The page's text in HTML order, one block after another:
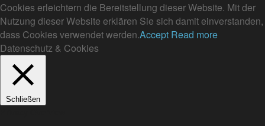
Cookies erleichtern die Bereitstellung dieser Website. Mit der
Nutzung dieser Website erklären Sie sich damit einverstanden,
dass Cookies verwendet werden.Accept Read more
Datenschutz & Cookies
Schließen